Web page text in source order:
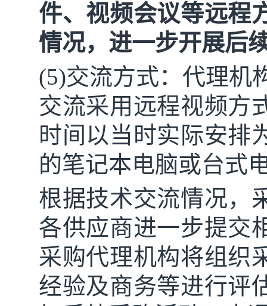
件、视频会议等远程
情况，进一步开展后
(5)交流方式：代理机
交流采用远程视频方
时间以当时实际安排
的笔记本电脑或台式
根据技术交流情况，
各供应商进一步提交
采购代理机构将组织
经验及商务等进行评